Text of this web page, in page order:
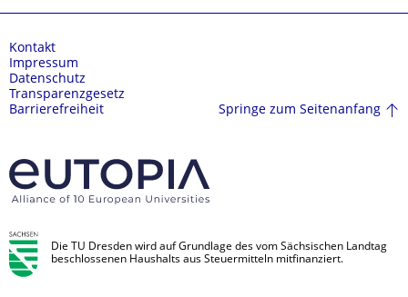
Kontakt
Impressum
Datenschutz
Transparenzgesetz
Barrierefreiheit
Springe zum Seitenanfang
Die TU Dresden wird auf Grundlage des vom Sächsischen Landtag
beschlossenen Haushalts aus Steuermitteln mitfinanziert.